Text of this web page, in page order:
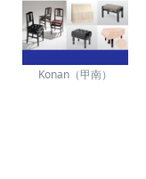
Konan（甲南）